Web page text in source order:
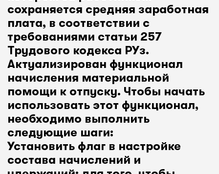
сохраняется средняя заработная
плата, в соответствии с
требованиями статьи 257
Трудового кодекса РУз.
Актуализирован функционал
начисления материальной
помощи к отпуску. Чтобы начать
использовать этот функционал,
необходимо выполнить
следующие шаги:
Установить флаг в настройке
состава начислений и